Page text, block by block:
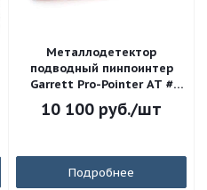
Металлодетектор
подводный пинпоинтер
Garrett Pro-Pointer AT #
1140900
10 100 руб./шт
Подробнее